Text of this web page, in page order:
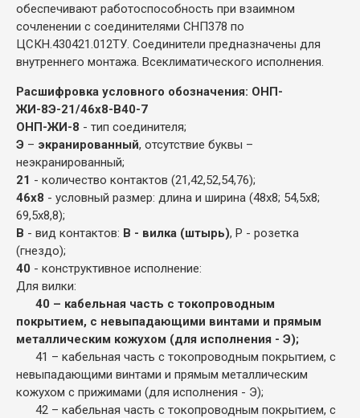
обеспечивают работоспособность при взаимном
сочленении с соединителями СНП378 по
ЦСКН.430421.012ТУ. Соединители предназначены для
внутреннего монтажа. Всеклиматического исполнения.
Расшифровка условного обозначения: ОНП-
ЖИ-8Э-21/46х8-В40-7
ОНП-ЖИ-8 - тип соединителя;
Э – экранированный, отсутствие буквы –
неэкранированный;
21 - количество контактов (21,42,52,54,76);
46х8 - условный размер: длина и ширина (48х8; 54,5х8;
69,5х8,8);
В - вид контактов: В - вилка (штырь), Р - розетка
(гнездо);
40 - конструктивное исполнение:
Для вилки:
40 – кабельная часть с токопроводным
покрытием, с невыпадающими винтами и прямым
металлическим кожухом (для исполнения - Э);
41 – кабельная часть с токопроводным покрытием, с
невыпадающими винтами и прямым металлическим
кожухом с прижимами (для исполнения - Э);
42 – кабельная часть с токопроводным покрытием, с